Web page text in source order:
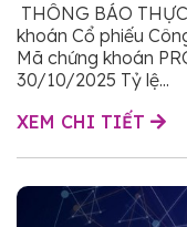
THÔNG BÁO
khoán Cổ phiếu
Mã chứng khoán
30/10/2025 Tỷ lệ...
XEM CHI TIẾT